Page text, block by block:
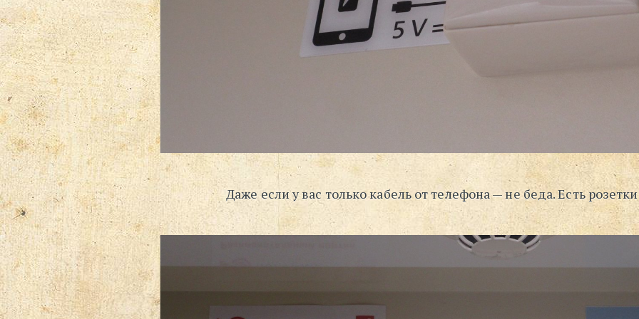
Даже если у вас только кабель от телефона — не беда. Есть